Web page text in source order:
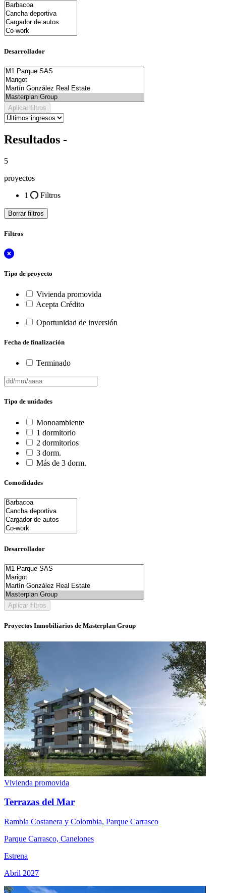
Desarrollador
Aplicar filtros
Resultados -
5
proyectos
1
Filtros
Borrar filtros
Filtros
Tipo de proyecto
Vivienda promovida
Acepta Crédito
Oportunidad de inversión
Fecha de finalización
Terminado
Tipo de unidades
Monoambiente
1 dormitorio
2 dormitorios
3 dorm.
Más de 3 dorm.
Comodidades
Desarrollador
Aplicar filtros
Proyectos Inmobiliarios de Masterplan Group
Vivienda promovida
Terrazas del Mar
Rambla Costanera y Colombia, Parque Carrasco
Parque Carrasco, Canelones
Estrena
Abril 2027